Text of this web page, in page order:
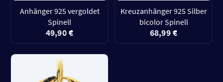
Anhänger 925 vergoldet
Spinell
49,90 €
Kreuzanhänger 925 Silber
bicolor Spinell
68,99 €